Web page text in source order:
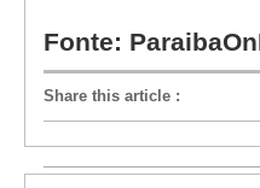
Fonte:
Share this article :